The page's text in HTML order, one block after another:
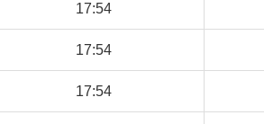
17:54
17:54
17:54